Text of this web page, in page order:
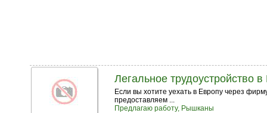
Легальное трудоустройство
Если вы хотите уехать в Европу через
предоставляем ...
Предлагаю работу, Рышканы